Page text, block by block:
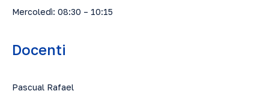
Mercoledì: 08:30 – 10:15
Docenti
Pascual Rafael